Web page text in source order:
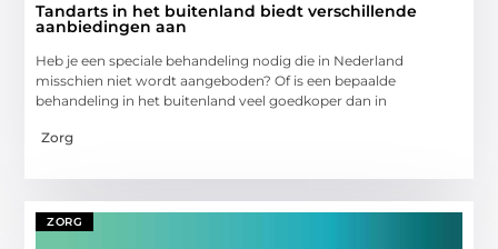
Tandarts in het buitenland biedt verschillende
aanbiedingen aan
Heb je een speciale behandeling nodig die in Nederland
misschien niet wordt aangeboden? Of is een bepaalde
behandeling in het buitenland veel goedkoper dan in
Zorg
ZORG